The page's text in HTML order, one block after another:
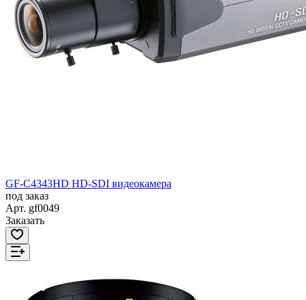
GF-C4343HD HD-SDI видеокамера
под заказ
Арт. gf0049
Заказать